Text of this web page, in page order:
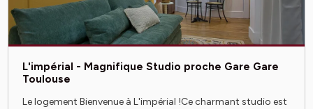
L'impérial - Magnifique Studio proche Gare Gare
Toulouse
Le logement Bienvenue à L'impérial !Ce charmant studio est